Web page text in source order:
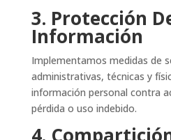
3. Protección
Información
Implementamos medidas de
administrativas, técnicas y
información personal contra
pérdida o uso indebido.